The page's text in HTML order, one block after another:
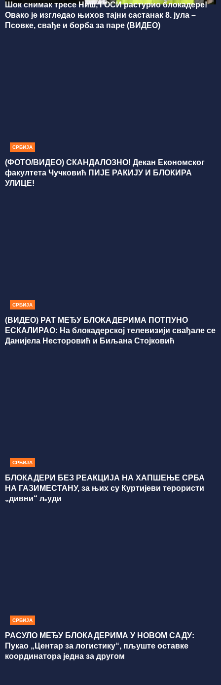
Шок снимак тресе Ниш, ГОСИ растурио блокадере!
Овако је изгледао њихов тајни састанак 8. јула –
Псовке, свађе и борба за паре (ВИДЕО)
СРБИЈА
(ФОТО/ВИДЕО) СКАНДАЛОЗНО! Декан Економског
факултета Чучковић ПИЈЕ РАКИЈУ И БЛОКИРА
УЛИЦЕ!
СРБИЈА
(ВИДЕО) РАТ МЕЂУ БЛОКАДЕРИМА ПОТПУНО
ЕСКАЛИРАО: На блокадерској телевизији свађале се
Данијела Несторовић и Биљана Стојковић
СРБИЈА
БЛОКАДЕРИ БЕЗ РЕАКЦИЈА НА ХАПШЕЊЕ СРБА
НА ГАЗИМЕСТАНУ, за њих су Куртијеви терористи
„дивни“ људи
СРБИЈА
РАСУЛО МЕЂУ БЛОКАДЕРИМА У НОВОМ САДУ:
Пукао „Центар за логистику“, пљуште оставке
координатора једна за другом